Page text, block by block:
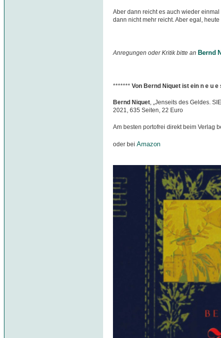
Aber dann reicht es auch wieder
dann nicht mehr reicht. Aber egal,
Anregungen oder Kritik bitte an Bernd
******* Von Bernd Niquet ist ein n e u
Bernd Niquet, „Jenseits des Geldes.
2021, 635 Seiten, 22 Euro
Am besten portofrei direkt beim Verlag
oder bei Amazon